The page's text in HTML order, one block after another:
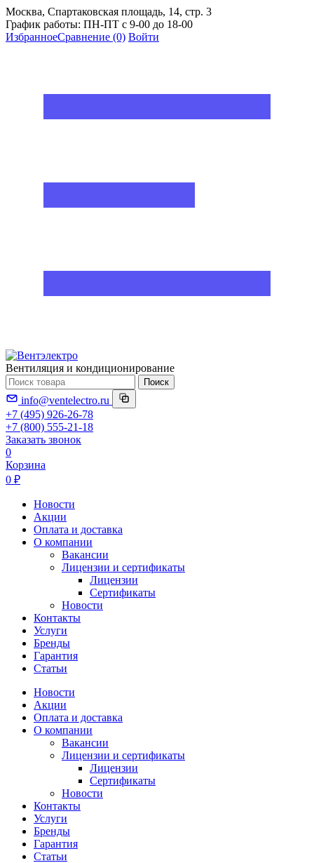
Москва, Спартаковская площадь, 14, стр. 3
График работы: ПН-ПТ с 9-00 до 18-00
ИзбранноеСравнение (0) Войти
Вентиляция и кондиционирование
Поиск
info@ventelectro.ru
+7 (495) 926-26-78
+7 (800) 555-21-18
Заказать звонок
0
Корзина
0 ₽
Новости
Акции
Оплата и доставка
О компании
Вакансии
Лицензии и сертификаты
Лицензии
Сертификаты
Новости
Контакты
Услуги
Бренды
Гарантия
Статьи
Новости
Акции
Оплата и доставка
О компании
Вакансии
Лицензии и сертификаты
Лицензии
Сертификаты
Новости
Контакты
Услуги
Бренды
Гарантия
Статьи